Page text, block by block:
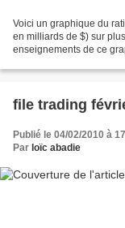
Voici un graphique du
en milliards de $) sur
enseignements de ce
file trading
Publié le 04/02/2010 à
Par loïc abadie